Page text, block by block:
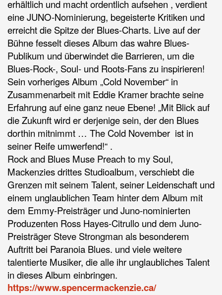
erhältlich und macht ordentlich aufsehen , verdient
eine JUNO-Nominierung, begeisterte Kritiken und
erreicht die Spitze der Blues-Charts. Live auf der
Bühne fesselt dieses Album das wahre Blues-
Publikum und überwindet die Barrieren, um die
Blues-Rock-, Soul- und Roots-Fans zu inspirieren!
Sein vorheriges Album „Cold November“ in
Zusammenarbeit mit Eddie Kramer brachte seine
Erfahrung auf eine ganz neue Ebene! „Mit Blick auf
die Zukunft wird er derjenige sein, der den Blues
dorthin mitnimmt … The Cold November ist in
seiner Reife umwerfend!“ .
Rock and Blues Muse Preach to my Soul,
Mackenzies drittes Studioalbum, verschiebt die
Grenzen mit seinem Talent, seiner Leidenschaft und
einem unglaublichen Team hinter dem Album mit
dem Emmy-Preisträger und Juno-nominierten
Produzenten Ross Hayes-Citrullo und dem Juno-
Preisträger Steve Strongman als besonderem
Auftritt bei Paranoia Blues. und viele weitere
talentierte Musiker, die alle ihr unglaubliches Talent
in dieses Album einbringen.
https://www.spencermackenzie.ca/